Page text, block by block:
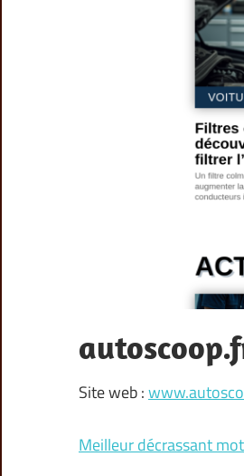
Site web :
Meilleur décrassant